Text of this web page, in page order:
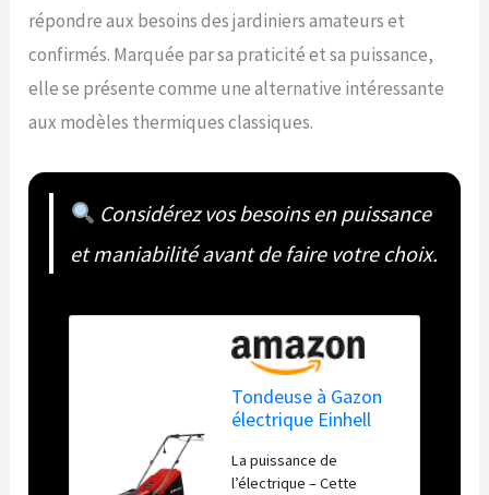
répondre aux besoins des jardiniers amateurs et
confirmés. Marquée par sa praticité et sa puissance,
elle se présente comme une alternative intéressante
aux modèles thermiques classiques.
Considérez vos besoins en puissance
et maniabilité avant de faire votre choix.
Tondeuse à Gazon
électrique Einhell
La puissance de
l’électrique – Cette